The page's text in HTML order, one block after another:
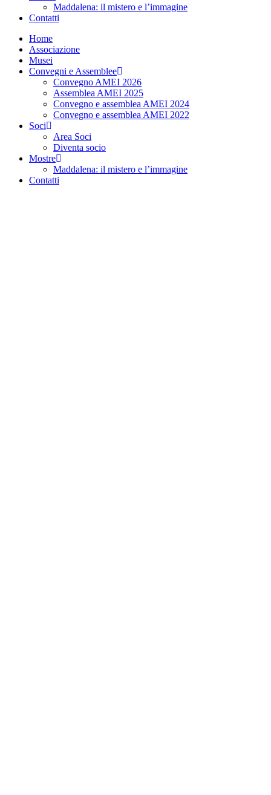
Maddalena: il mistero e l’immagine
Contatti
Home
Associazione
Musei
Convegni e Assemblee
Convegno AMEI 2026
Assemblea AMEI 2025
Convegno e assemblea AMEI 2024
Convegno e assemblea AMEI 2022
Soci
Area Soci
Diventa socio
Mostre
Maddalena: il mistero e l’immagine
Contatti